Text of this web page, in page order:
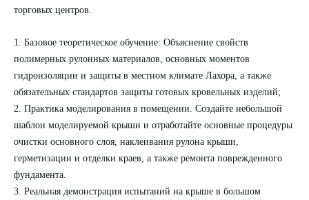
торговых центров.
1. Базовое теоретическое обучение: Объяснение свойств
полимерных рулонных материалов, основных моментов
гидроизоляции и защиты в местном климате Лахора, а также
обязательных стандартов защиты готовых кровельных изделий;
2. Практика моделирования в помещении. Создайте небольшой
шаблон моделируемой крыши и отработайте основные процедуры
очистки основного слоя, наклеивания рулона крыши,
герметизации и отделки краев, а также ремонта поврежденного
фундамента.
3. Реальная демонстрация испытаний на крыше в большом